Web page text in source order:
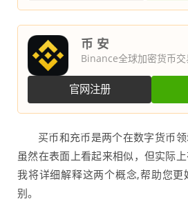
币 安
Binance全球加密货币交
官网注册
买币和充币是两个在数字货币
虽然在表面上看起来相似，但实际
我将详细解释这两个概念,帮助您更
别。